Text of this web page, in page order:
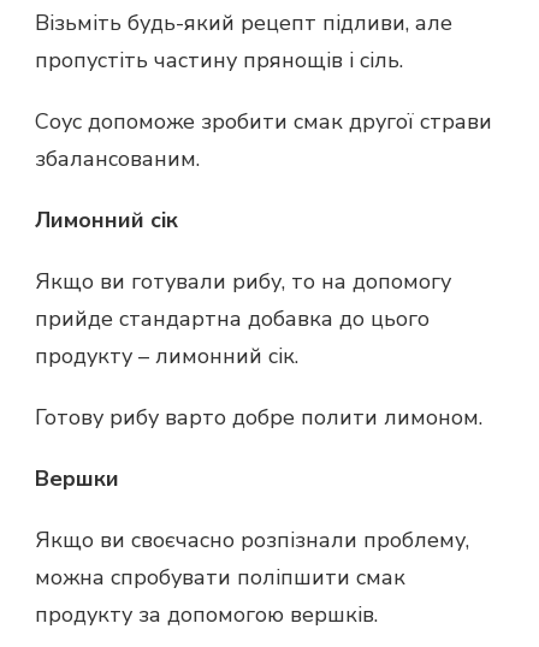
Візьміть будь-який рецепт підливи, але
пропустіть частину прянощів і сіль.
Соус допоможе зробити смак другої страви
збалансованим.
Лимонний сік
Якщо ви готували рибу, то на допомогу
прийде стандартна добавка до цього
продукту – лимонний сік.
Готову рибу варто добре полити лимоном.
Вершки
Якщо ви своєчасно розпізнали проблему,
можна спробувати поліпшити смак
продукту за допомогою вершків.